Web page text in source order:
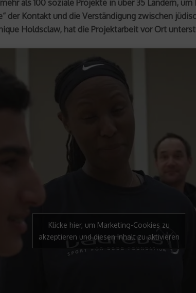
als 100 soziale Projekte in über 35 Ländern,
der Kontakt und die Verständigung zwischen
Holdsclaw, hat die Projektarbeit vor Ort
Klicke hier, um Marketing-Cookies zu
akzeptieren und diesen Inhalt zu aktivieren